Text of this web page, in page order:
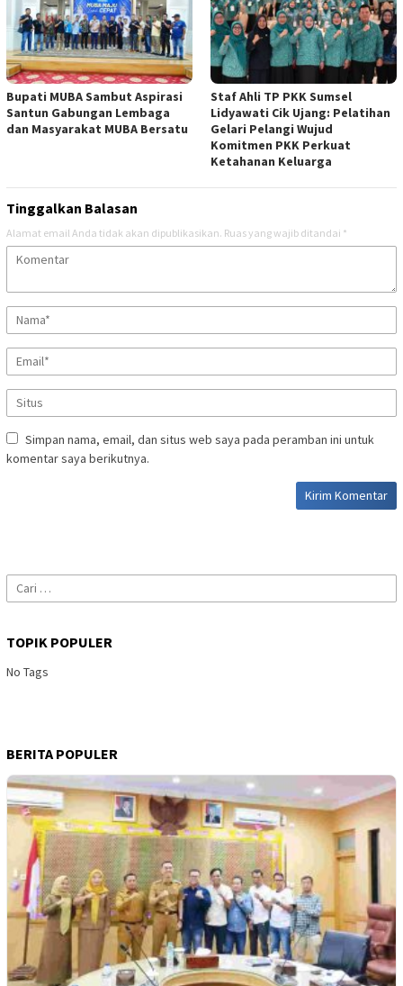
Bupati MUBA Sambut Aspirasi
Santun Gabungan Lembaga
dan Masyarakat MUBA Bersatu
Staf Ahli TP PKK Sumsel
Lidyawati Cik Ujang: Pelatihan
Gelari Pelangi Wujud
Komitmen PKK Perkuat
Ketahanan Keluarga
Tinggalkan Balasan
Alamat email Anda tidak akan dipublikasikan. Ruas yang wajib ditandai *
Simpan nama, email, dan situs web saya pada peramban ini untuk
komentar saya berikutnya.
Cari
untuk:
TOPIK POPULER
No Tags
BERITA POPULER